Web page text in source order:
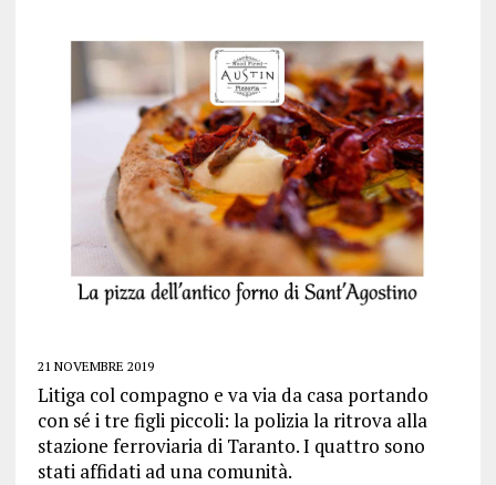
21 NOVEMBRE 2019
Litiga col compagno e va via da casa portando
con sé i tre figli piccoli: la polizia la ritrova alla
stazione ferroviaria di Taranto. I quattro sono
stati affidati ad una comunità.